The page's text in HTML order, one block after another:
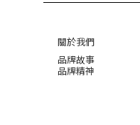
關於我們
品牌故事
品牌精神